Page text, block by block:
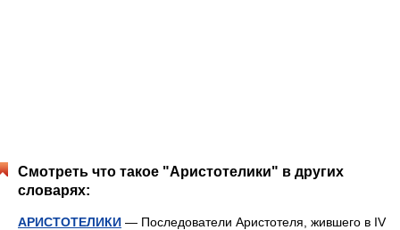
Смотреть что такое "Аристотелики" в других
словарях:
АРИСТОТЕЛИКИ — Последователи Аристотеля, жившего в IV